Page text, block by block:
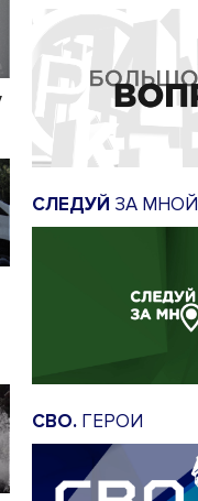
СЛЕДУЙ ЗА МНОЙ
СВО. ГЕРОИ